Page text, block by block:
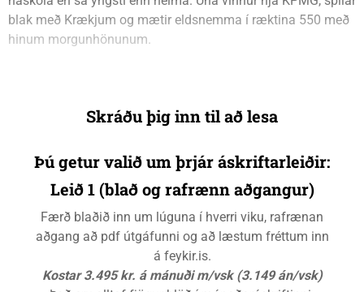
blak með Krækjum og mætir eldsnemma í ræktina 550 með
hinum morgunhönunum.
Skráðu þig inn til að lesa
Þú getur valið um þrjár áskriftarleiðir:
Leið 1 (blað og rafrænn aðgangur)
Færð blaðið inn um lúguna í hverri viku, rafrænan
aðgang að pdf útgáfunni og að læstum fréttum inn
á feykir.is.
Kostar 3.495 kr. á mánuði m/vsk (3.149 án/vsk)